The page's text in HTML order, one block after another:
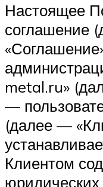
Настоящее
соглашение
metal.ru»
—
(далее —
Клиентом
юридических